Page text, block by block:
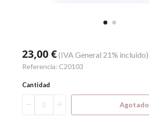
23,00 €(IVA General 21% incluido)
Referencia: C20103
Cantidad
Agotado